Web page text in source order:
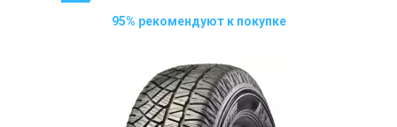
95% рекомендуют к покупке